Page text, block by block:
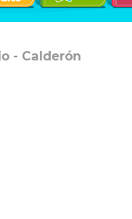
- Calderón